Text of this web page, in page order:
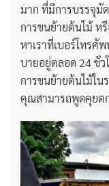
มาก ที่มีการบรรจุมั
การขนย้ายต้นไม้ ห
หาเราที่เบอร์โทรศั
บายอยู่ตลอด 24 ชั่ว
การขนย้ายต้นไม้ใน
คุณสามารถพูดคุยต